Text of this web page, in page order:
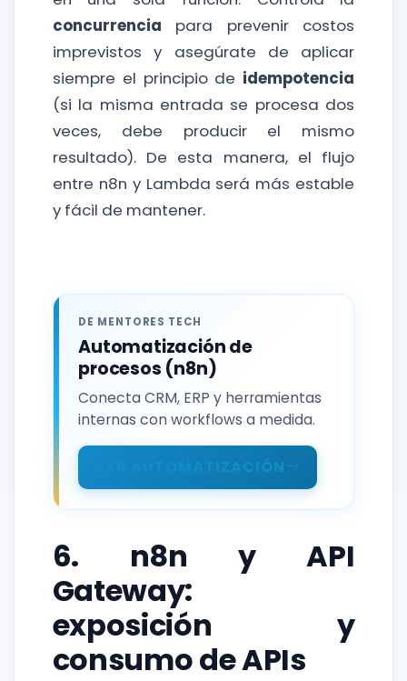
concurrencia para prevenir costos
imprevistos y asegúrate de aplicar
siempre el principio de idempotencia
(si la misma entrada se procesa dos
veces, debe producir el mismo
resultado). De esta manera, el flujo
entre n8n y Lambda será más estable
y fácil de mantener.
DE MENTORES TECH
Automatización de
procesos (n8n)
Conecta CRM, ERP y herramientas
internas con workflows a medida.
VER AUTOMATIZACIÓN
6. n8n y API
Gateway:
exposición y
consumo de APIs